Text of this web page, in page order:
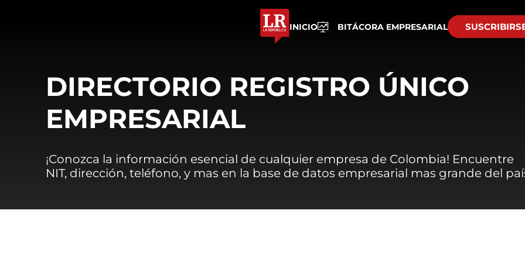
INICIO BITÁCORA EMPRESARIAL
DIRECTORIO REGISTRO ÚNICO
EMPRESARIAL
¡Conozca la información esencial de cualquier empresa de Colombia! Encuentre
NIT, dirección, teléfono, y mas en la base de datos empresarial mas grande del